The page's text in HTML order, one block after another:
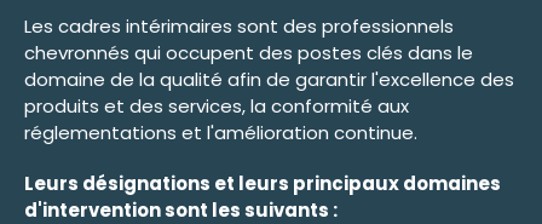
Les cadres intérimaires sont des professionnels
chevronnés qui occupent des postes clés dans le
domaine de la qualité afin de garantir l'excellence des
produits et des services, la conformité aux
réglementations et l'amélioration continue.
Leurs désignations et leurs principaux domaines
d'intervention sont les suivants :